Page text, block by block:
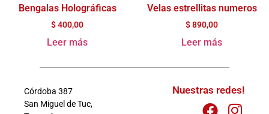
Bengalas Holográficas
$400,00
Leer más
Velas estrellitas numeros
$890,00
Leer más
Córdoba 387
San Miguel de Tuc,
Nuestras redes!